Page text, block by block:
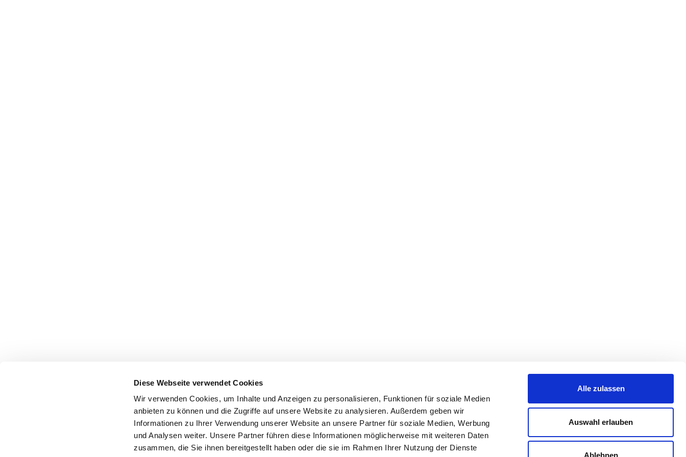
Diese Webseite verwendet Cookies
Wir verwenden Cookies, um Inhalte und Anzeigen zu personalisieren, Funktionen für soziale Medien
anbieten zu können und die Zugriffe auf unsere Website zu analysieren. Außerdem geben wir
Informationen zu Ihrer Verwendung unserer Website an unsere Partner für soziale Medien, Werbung
und Analysen weiter. Unsere Partner führen diese Informationen möglicherweise mit weiteren Daten
zusammen, die Sie ihnen bereitgestellt haben oder die sie im Rahmen Ihrer Nutzung der Dienste
Alle zulassen
Auswahl erlauben
Ablehnen